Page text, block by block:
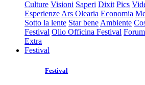
Culture Visioni Saperi Dixit Pics
Esperienze Ars Olearia Economia
Sotto la lente Star bene Ambiente
Festival Olio Officina Festival
Extra
Festival
Festival